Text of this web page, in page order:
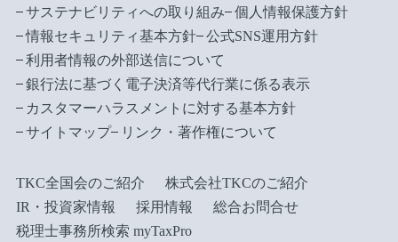
サステナビリティへの取り組み
個人情報保護方針
情報セキュリティ基本方針
公式SNS運用方針
利用者情報の外部送信について
銀行法に基づく電子決済等代行業に係る表示
カスタマーハラスメントに対する基本方針
サイトマップ
リンク・著作権について
TKC全国会のご紹介
株式会社TKCのご紹介
IR・投資家情報
採用情報
総合お問合せ
税理士事務所検索 myTaxPro